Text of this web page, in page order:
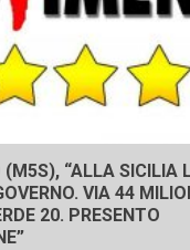
(M5S), “ALLA SICILIA
VIA 44
20. PRESENTO